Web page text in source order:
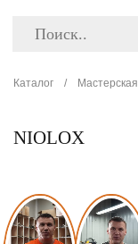
Каталог / Мастерская
NIOLOX